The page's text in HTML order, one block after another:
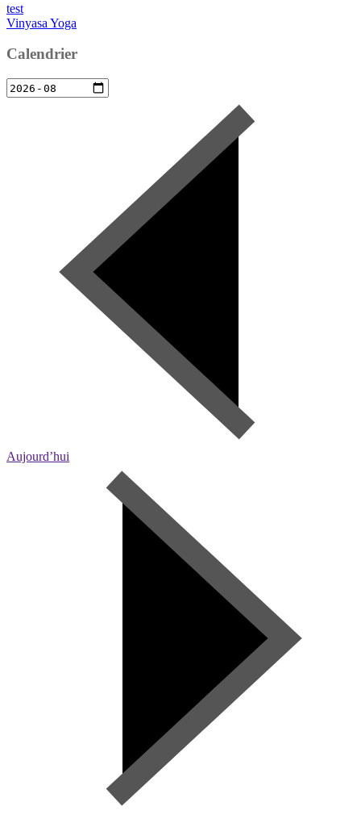
test
Vinyasa Yoga
Calendrier
Aujourd’hui